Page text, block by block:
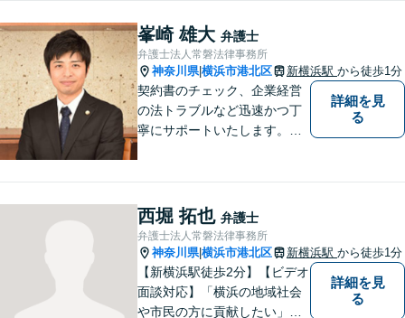
り】負債総額数億円の倒産申
立ての実績あり【完全個室】
【青葉台駅1分】【複数弁護士
在籍】
峯崎 雄大 弁護士
弁護士法人常磐法律事務所
神奈川県|横浜市港北区 新横浜駅 から徒歩1分
契約書のチェック、企業経営
の法トラブルなど迅速かつ丁
寧にサポートいたします。ど
詳細を見
る
西堀 拓也 弁護士
弁護士法人常磐法律事務所
神奈川県|横浜市港北区 新横浜駅 から徒歩1分
【新横浜駅徒歩2分】【ビデオ
面談対応】「横浜の地域社会
や市民の方に貢献したい」を
詳細を見
る